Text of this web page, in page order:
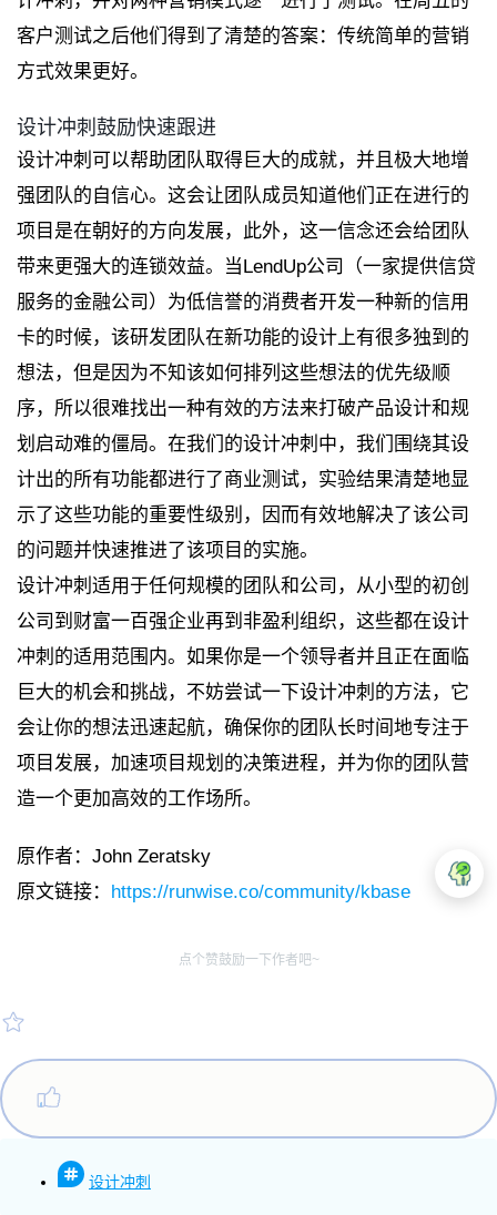
客户测试之后他们得到了清楚的答案：传统简单的营销
方式效果更好。
设计冲刺鼓励快速跟进
设计冲刺可以帮助团队取得巨大的成就，并且极大地增
强团队的自信心。这会让团队成员知道他们正在进行的
项目是在朝好的方向发展，此外，这一信念还会给团队
带来更强大的连锁效益。当LendUp公司（一家提供信贷
服务的金融公司）为低信誉的消费者开发一种新的信用
卡的时候，该研发团队在新功能的设计上有很多独到的
想法，但是因为不知该如何排列这些想法的优先级顺
序，所以很难找出一种有效的方法来打破产品设计和规
划启动难的僵局。在我们的设计冲刺中，我们围绕其设
计出的所有功能都进行了商业测试，实验结果清楚地显
示了这些功能的重要性级别，因而有效地解决了该公司
的问题并快速推进了该项目的实施。
设计冲刺适用于任何规模的团队和公司，从小型的初创
公司到财富一百强企业再到非盈利组织，这些都在设计
冲刺的适用范围内。如果你是一个领导者并且正在面临
巨大的机会和挑战，不妨尝试一下设计冲刺的方法，它
会让你的想法迅速起航，确保你的团队长时间地专注于
项目发展，加速项目规划的决策进程，并为你的团队营
造一个更加高效的工作场所。
原作者：John Zeratsky
原文链接： https://runwise.co/community/kbase
点个赞鼓励一下作者吧~
设计冲刺